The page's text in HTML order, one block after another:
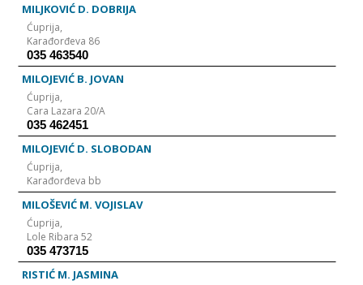
MILJKOVIĆ D. DOBRIJA
Ćuprija,
Karađorđeva 86
035 463540
MILOJEVIĆ B. JOVAN
Ćuprija,
Cara Lazara 20/A
035 462451
MILOJEVIĆ D. SLOBODAN
Ćuprija,
Karađorđeva bb
MILOŠEVIĆ M. VOJISLAV
Ćuprija,
Lole Ribara 52
035 473715
RISTIĆ M. JASMINA